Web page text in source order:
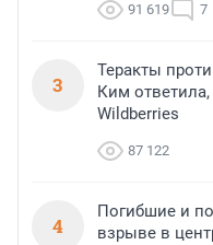
91 619 7
3
Теракты
Ким
Wildberries
87 122
4
Погибшие и
взрыве в